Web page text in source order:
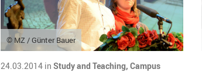
© MZ / Günter Bauer
24.03.2014 in Study and Teaching, Campus